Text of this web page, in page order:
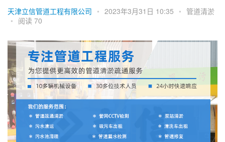
天津立信管道工程有限公司 • 2023年3月31日 10:35 • 管道清淤
• 阅读 70